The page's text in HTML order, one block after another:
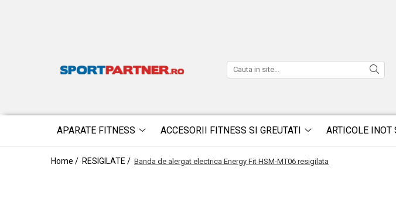
APARATE FITNESS ACCESORII FITNESS SI GREUTATI ARTICOLE INOT
Home / RESIGILATE / Banda de alergat electrica Energy Fit HSM-MT06 resigilata